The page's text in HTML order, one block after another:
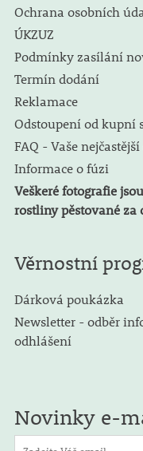
Ochrana osobních
ÚKZUZ
Podmínky zasílání
Termín dodání
Reklamace
Odstoupení od kupní
FAQ - Vaše
Informace o fúzi
Veškeré fotografie
rostliny pěstované
Věrnostní
Dárková poukázka
Newsletter - odběr
odhlášení
Novinky e-